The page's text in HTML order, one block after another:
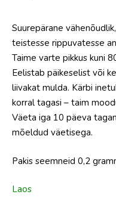
Suurepärane
teistesse rippuvatesse
Taime varte pikkus kuni
Eelistab päikeselist või
liivakat mulda. Kärbi
korral tagasi – taim
Väeta iga 10 päeva
mõeldud väetisega.
Pakis seemneid 0,2
Laos